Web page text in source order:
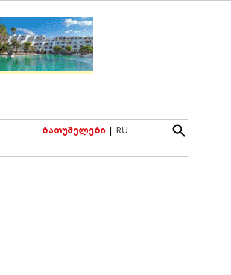
ბათუმელები | RU
Open
Search